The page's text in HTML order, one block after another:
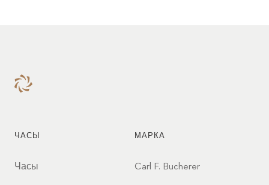
ЧАСЫ
Часы
МАРКА
Carl F. Bucherer